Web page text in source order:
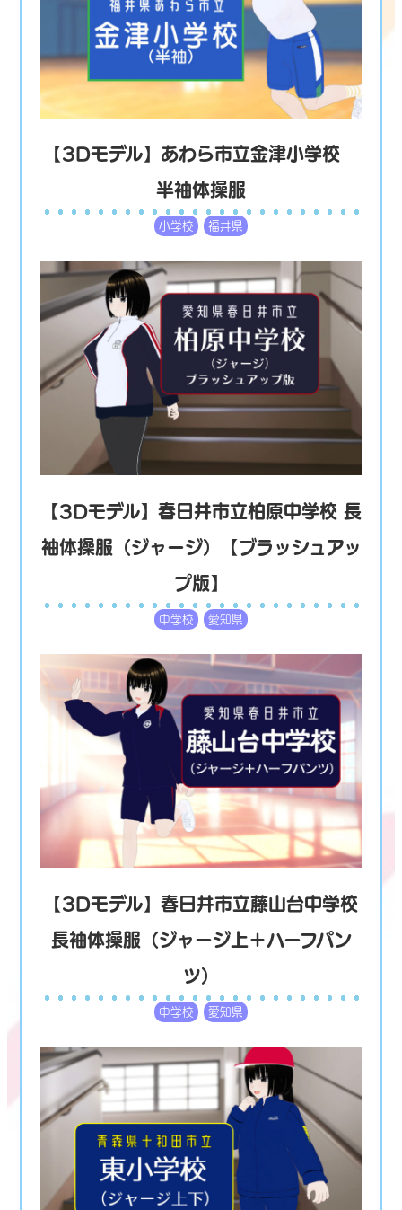
【3Dモデル】あわら市立金津小学校
半袖体操服
小学校 福井県
【3Dモデル】春日井市立柏原中学校 長
袖体操服（ジャージ）【ブラッシュアッ
プ版】
中学校 愛知県
【3Dモデル】春日井市立藤山台中学校
長袖体操服（ジャージ上＋ハーフパン
ツ）
中学校 愛知県